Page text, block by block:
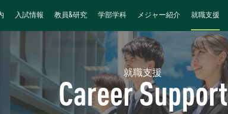
入試情報 教員&研究 学部学科 メジャー紹介 就職支援
就職支援
Career Support